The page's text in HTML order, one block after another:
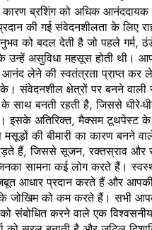
ब्रशिंग को अधिक आनंददायक
की गई संवेदनशीलता के लिए
को बदल देती है जो पहले गर्म,
उन्हें असुविधा महसूस होती थी।
लेने की स्वतंत्रता प्राप्त कर
संवेदनशील क्षेत्रों पर बनने वाली
के साथ बनती रहती है, जिससे धीरे-
इसके अतिरिक्त, मैक्सम टूथपेस्ट के
की बीमारी का कारण बनने
हैं, जिससे सूजन, रक्तस्राव और
सामना कई लोग करते हैं।
आधार प्रदान करते हैं और
के जोखिम को कम करते हैं। सभी
संबोधित करने वाले एक विश्वसनीय